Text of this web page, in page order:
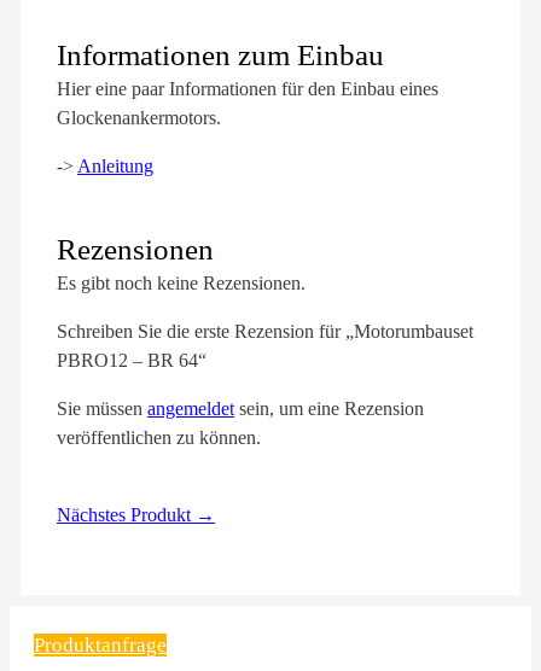
Informationen zum Einbau
Hier eine paar Informationen für den Einbau eines
Glockenankermotors.
-> Anleitung
Rezensionen
Es gibt noch keine Rezensionen.
Schreiben Sie die erste Rezension für „Motorumbauset
PBRO12 – BR 64“
Sie müssen angemeldetsein, um eine Rezension
veröffentlichen zu können.
Nächstes Produkt →
Produktanfrage